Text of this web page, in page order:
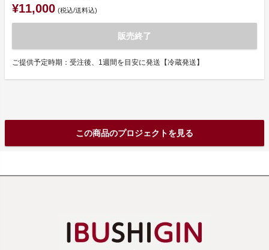
¥11,000 (税込/送料込)
販売終了
ご提供予定時期：受注後、1週間を目安に発送【冷蔵発送】
この商品のプロジェクトを見る